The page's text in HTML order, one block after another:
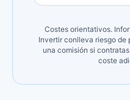
Costes orientativos.
Invertir conlleva riesgo de
una comisión si
coste